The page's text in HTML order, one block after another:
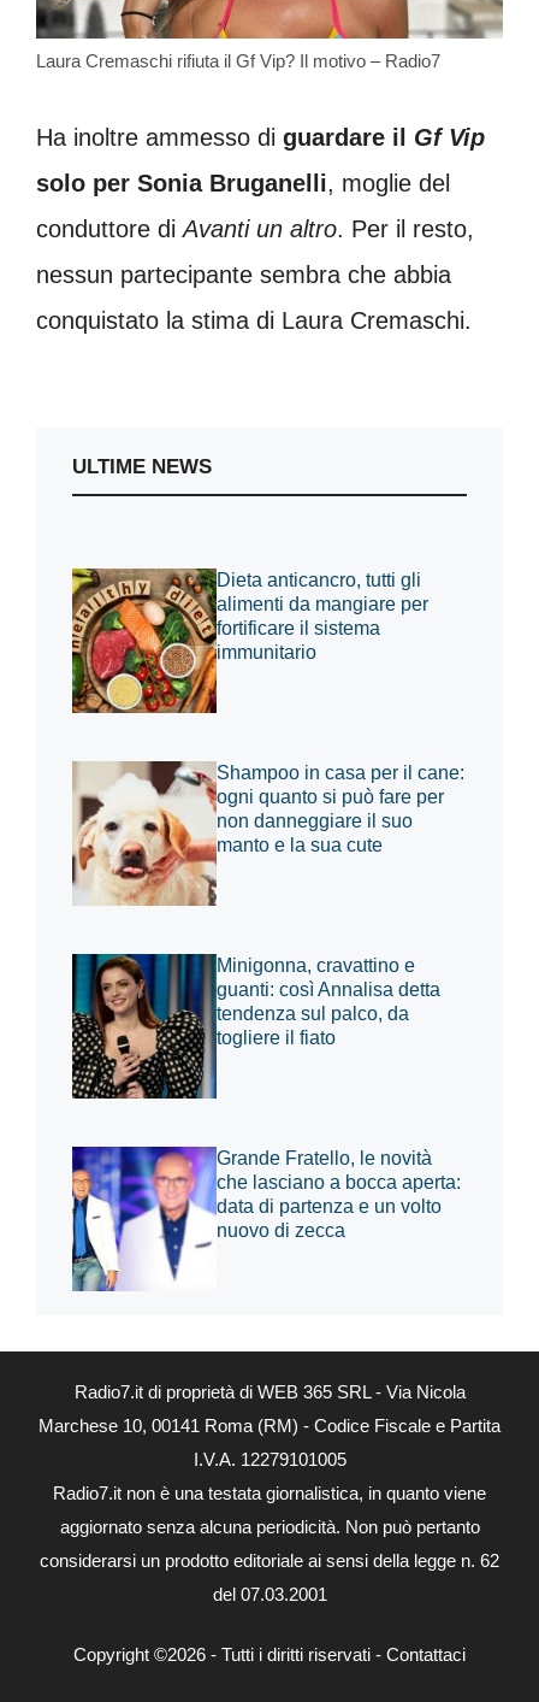
Laura Cremaschi rifiuta il Gf Vip? Il motivo – Radio7
Ha inoltre ammesso di guardare il Gf Vip
solo per Sonia Bruganelli, moglie del
conduttore diAvanti un altro. Per il resto,
nessun partecipante sembra che abbia
conquistato la stima di Laura Cremaschi.
ULTIME NEWS
Dieta anticancro, tutti gli
alimenti da mangiare per
fortificare il sistema
immunitario
Shampoo in casa per il cane:
ogni quanto si può fare per
non danneggiare il suo
manto e la sua cute
Minigonna, cravattino e
guanti: così Annalisa detta
tendenza sul palco, da
togliere il fiato
Grande Fratello, le novità
che lasciano a bocca aperta:
data di partenza e un volto
nuovo di zecca
Radio7.it di proprietà di WEB 365 SRL - Via Nicola
Marchese 10, 00141 Roma (RM) - Codice Fiscale e Partita
I.V.A. 12279101005
Radio7.it non è una testata giornalistica, in quanto viene
aggiornato senza alcuna periodicità. Non può pertanto
considerarsi un prodotto editoriale ai sensi della legge n. 62
del 07.03.2001
Copyright ©2026 - Tutti i diritti riservati - Contattaci